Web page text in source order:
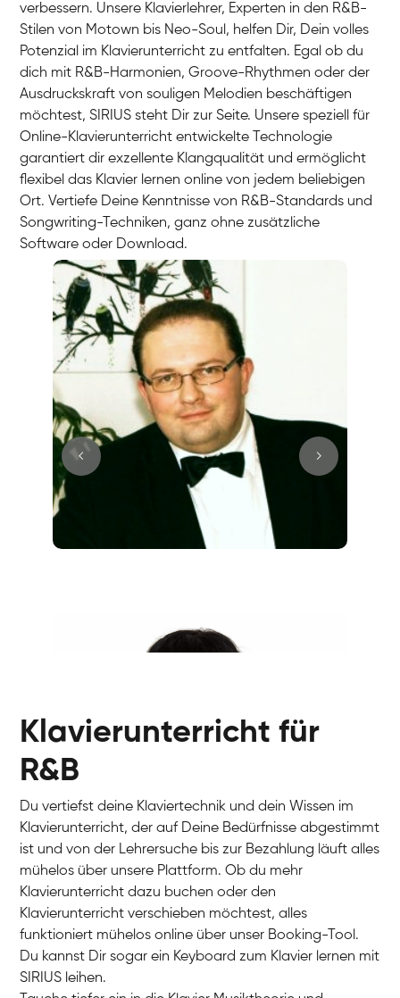
verbessern. Unsere Klavierlehrer, Experten in den R&B-
Stilen von Motown bis Neo-Soul, helfen Dir, Dein volles
Potenzial im Klavierunterricht zu entfalten. Egal ob du
dich mit R&B-Harmonien, Groove-Rhythmen oder der
Ausdruckskraft von souligen Melodien beschäftigen
möchtest, SIRIUS steht Dir zur Seite. Unsere speziell für
Online-Klavierunterricht entwickelte Technologie
garantiert dir exzellente Klangqualität und ermöglicht
flexibel das Klavier lernen online von jedem beliebigen
Ort. Vertiefe Deine Kenntnisse von R&B-Standards und
Songwriting-Techniken, ganz ohne zusätzliche
Software oder Download.
Klavier / Piano / Flügel
Klavierunterricht für
R&B
Du vertiefst deine Klaviertechnik und dein Wissen im
Klavierunterricht, der auf Deine Bedürfnisse abgestimmt
ist und von der Lehrersuche bis zur Bezahlung läuft alles
mühelos über unsere Plattform. Ob du mehr
Klavierunterricht dazu buchen oder den
Klavierunterricht verschieben möchtest, alles
funktioniert mühelos online über unser Booking-Tool.
Du kannst Dir sogar ein Keyboard zum Klavier lernen mit
SIRIUS leihen.